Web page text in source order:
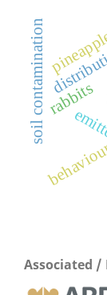
rabbits
soil contamination
Associated /